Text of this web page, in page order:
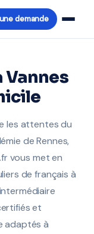
demande
Vannes
les attentes du
de Rennes,
vous met en
de français à
et
adaptés à